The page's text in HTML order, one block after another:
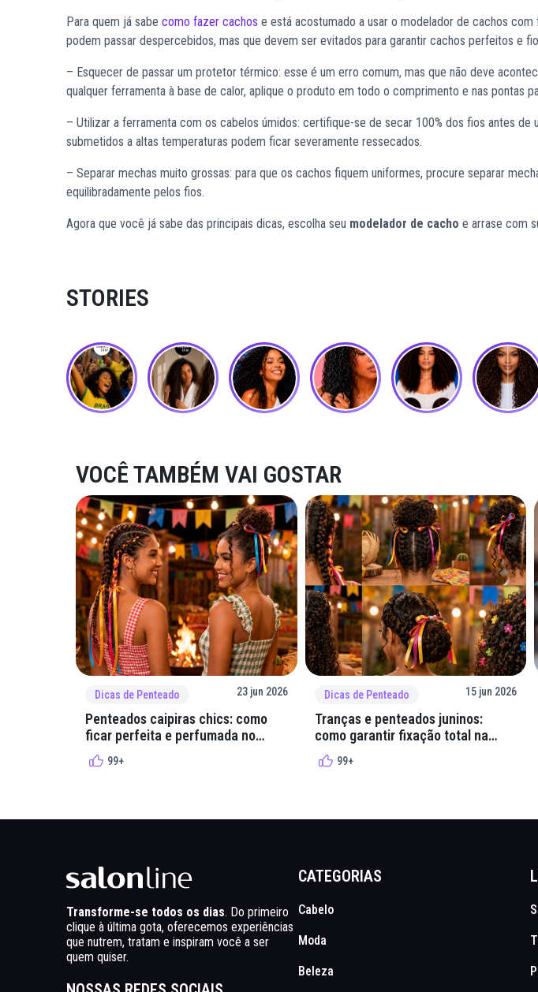
Para quem já sabe como fazer cachos e está acostumado a usar o modelador de cachos
podem passar despercebidos, mas que devem ser evitados para garantir cachos perfeitos e
– Esquecer de passar um protetor térmico: esse é um erro comum, mas que não deve
qualquer ferramenta à base de calor, aplique o produto em todo o comprimento e nas pontas
– Utilizar a ferramenta com os cabelos úmidos: certifique-se de secar 100% dos fios antes de
submetidos a altas temperaturas podem ficar severamente ressecados.
– Separar mechas muito grossas: para que os cachos fiquem uniformes, procure separar
equilibradamente pelos fios.
Agora que você já sabe das principais dicas, escolha seu modelador de cacho e arrase com
STORIES
VOCÊ TAMBÉM VAI GOSTAR
Dicas de Penteado 23 jun 2026
Penteados caipiras chics: como
ficar perfeita e perfumada no
arraial
99+
Dicas de Penteado 15 jun 2026
Tranças e penteados juninos:
como garantir fixação total na
quadrilha
99+
Transforme-se todos os dias. Do primeiro
clique à última gota, oferecemos experiências
que nutrem, tratam e inspiram você a ser
quem quiser.
CATEGORIAS
Cabelo
Moda
Beleza